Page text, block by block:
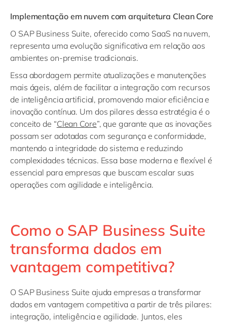
Implementação em nuvem com arquitetura Clean Core
O SAP Business Suite, oferecido como SaaS na nuvem,
representa uma evolução significativa em relação aos
ambientes on-premise tradicionais.
Essa abordagem permite atualizações e manutenções
mais ágeis, além de facilitar a integração com recursos
de inteligência artificial, promovendo maior eficiência e
inovação contínua. Um dos pilares dessa estratégia é o
conceito de “Clean Core”, que garante que as inovações
possam ser adotadas com segurança e conformidade,
mantendo a integridade do sistema e reduzindo
complexidades técnicas. Essa base moderna e flexível é
essencial para empresas que buscam escalar suas
operações com agilidade e inteligência.
Como o SAP Business Suite
transforma dados em
vantagem competitiva?
O SAP Business Suite ajuda empresas a transformar
dados em vantagem competitiva a partir de três pilares:
integração, inteligência e agilidade. Juntos, eles